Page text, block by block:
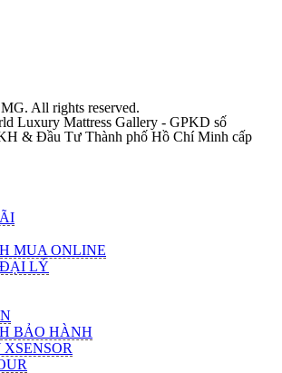
All rights reserved.
Luxury Mattress Gallery - GPKD số
& Đầu Tư Thành phố Hồ Chí Minh cấp
MUA ONLINE
LÝ
BẢO HÀNH